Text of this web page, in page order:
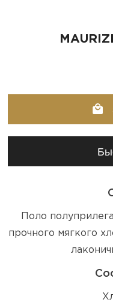
Поло
прочного мягкого